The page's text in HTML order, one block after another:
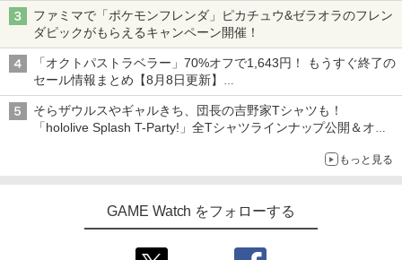
ファミマで「ポケモンフレンダ」ピカチュウ&ゼラオラのフレン
ダピックがもらえるキャンペーン開催！
「オクトパストラベラー」70%オフで1,643円！ もうすぐ終了の
セール情報まとめ【8月8日更新】
ニンテンドーeショップでは「大神 絶景版」が67%オフで990円
そらザウルスやギャルきち、団長の吉野家Tシャツも！
「hololive Splash T-Party!」全Tシャツラインナップ公開＆オン
もっと見る
GAME Watch をフォローする